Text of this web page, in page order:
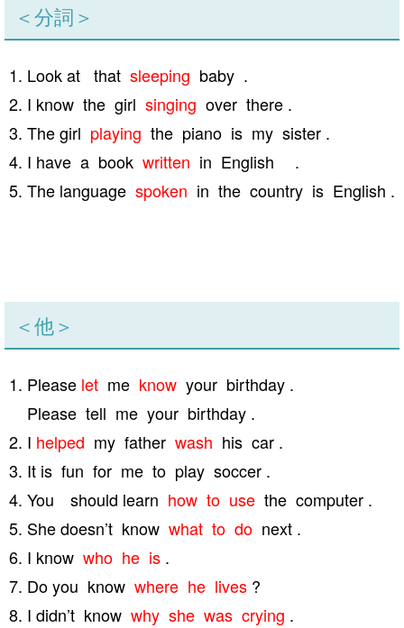
＜分詞＞
Look at thatsleeping baby .
I know the girlsinging over there .
The girl playing the piano is my sister .
I have a bookwritten in English .
The languagespoken in the country is English .
＜他＞
Please let me know your birthday .
Please tell me your birthday .
I helped my fatherwash his car .
It is fun for me to play soccer .
You should learn how to use the computer .
She doesn’t know what to do next .
I knowwho he is .
Do you knowwhere he lives ?
I didn’t knowwhy she was crying .